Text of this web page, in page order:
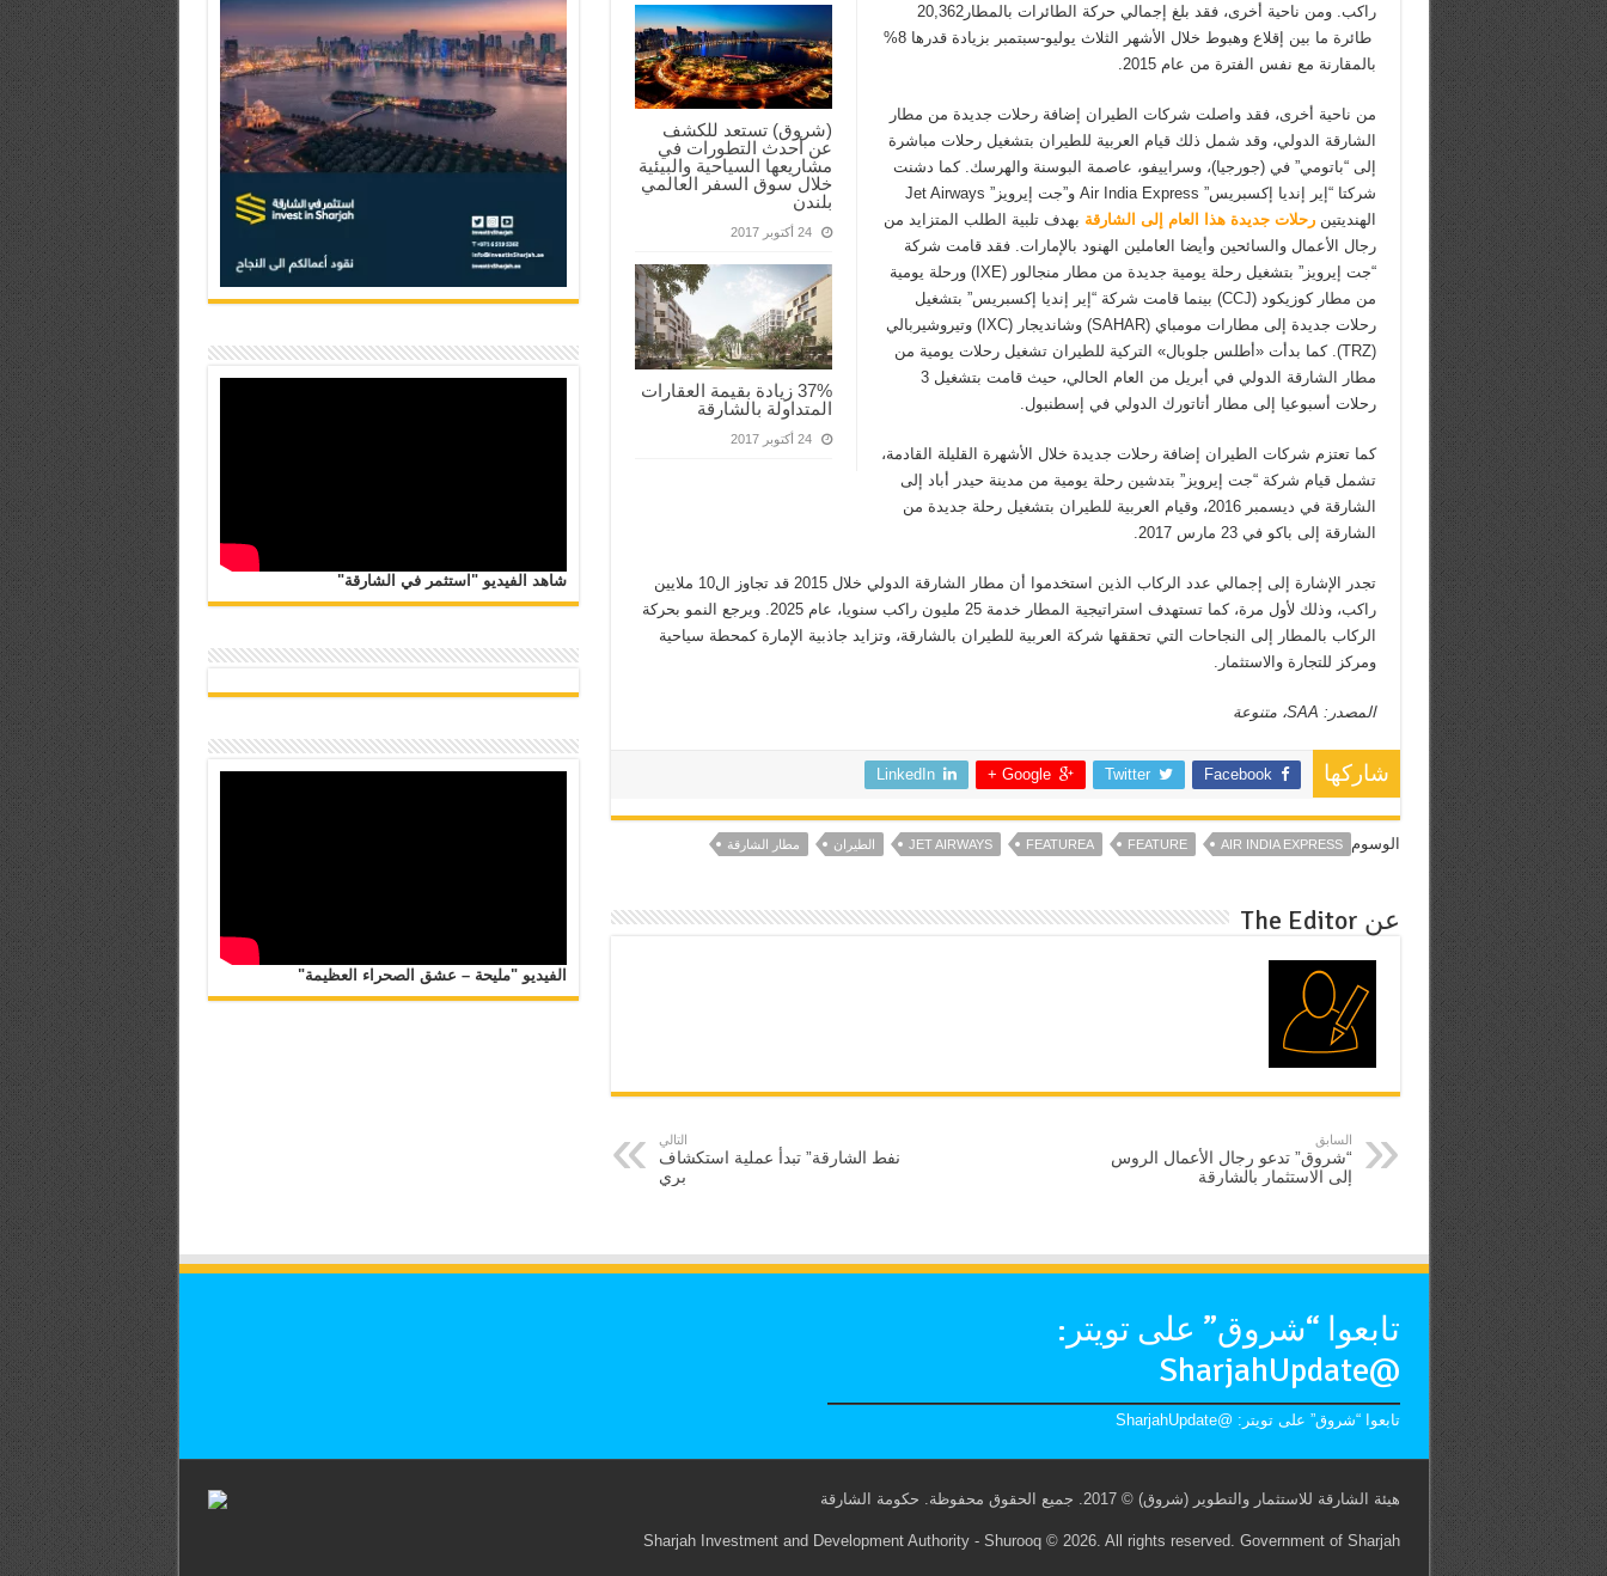
(شروق) تستعد للكشف
عن أحدث التطورات في
مشاريعها السياحية والبيئية
خلال سوق السفر العالمي
بلندن
24 أكتوبر 2017
37% زيادة بقيمة العقارات
المتداولة بالشارقة
24 أكتوبر 2017
راكب. ومن ناحية أخرى، فقد بلغ إجمالي حركة الطائرات بالمطار20,362
طائرة ما بين إقلاع وهبوط خلال الأشهر الثلاث يوليو-سبتمبر بزيادة قدرها 8%
بالمقارنة مع نفس الفترة من عام 2015.
من ناحية أخرى، فقد واصلت شركات الطيران إضافة رحلات جديدة من مطار
الشارقة الدولي، وقد شمل ذلك قيام العربية للطيران بتشغيل رحلات مباشرة
إلى “باتومي” في (جورجيا)، وسراييفو، عاصمة البوسنة والهرسك. كما دشنت
شركتا “إير إنديا إكسبريس” Air India Express و”جت إيرويز” Jet Airways
الهنديتينرحلات جديدة هذا العام إلى الشارقة بهدف تلبية الطلب المتزايد من
رجال الأعمال والسائحين وأيضا العاملين الهنود بالإمارات. فقد قامت شركة
“جت إيرويز” بتشغيل رحلة يومية جديدة من مطار منجالور (IXE) ورحلة يومية
من مطار كوزيكود (CCJ) بينما قامت شركة “إير إنديا إكسبريس” بتشغيل
رحلات جديدة إلى مطارات مومباي (SAHAR) وشانديجار (IXC) وتيروشيربالي
(TRZ). كما بدأت «أطلس جلوبال» التركية للطيران تشغيل رحلات يومية من
مطار الشارقة الدولي في أبريل من العام الحالي، حيث قامت بتشغيل 3
رحلات أسبوعيا إلى مطار أتاتورك الدولي في إسطنبول.
كما تعتزم شركات الطيران إضافة رحلات جديدة خلال الأشهرة القليلة القادمة،
تشمل قيام شركة “جت إيرويز” بتدشين رحلة يومية من مدينة حيدر أباد إلى
الشارقة في ديسمبر 2016، وقيام العربية للطيران بتشغيل رحلة جديدة من
الشارقة إلى باكو في 23 مارس 2017.
تجدر الإشارة إلى إجمالي عدد الركاب الذين استخدموا أن مطار الشارقة الدولي خلال 2015 قد تجاوز ال10 ملايين
راكب، وذلك لأول مرة، كما تستهدف استراتيجية المطار خدمة 25 مليون راكب سنويا، عام 2025. ويرجع النمو بحركة
الركاب بالمطار إلى النجاحات التي تحققها شركة العربية للطيران بالشارقة، وتزايد جاذبية الإمارة كمحطة سياحية
ومركز للتجارة والاستثمار.
المصدر: SAA، متنوعة
شاركها Facebook
Twitter
Google +
LinkedIn
الوسوم AIR INDIA EXPRESS
FEATURE
FEATUREA
JET AIRWAYS الطيران مطار الشارقة
عن The Editor
السابق
“شروق” تدعو رجال الأعمال الروس
إلى الاستثمار بالشارقة
التالي
نفط الشارقة” تبدأ عملية استكشاف
بري
شاهد الفيديو "استثمر في الشارقة"
الفيديو "مليحة – عشق الصحراء العظيمة"
تابعوا “شروق” على تويتر:
@SharjahUpdate
تابعوا “شروق” على تويتر: @SharjahUpdate
هيئة الشارقة للاستثمار والتطوير (شروق) © 2017. جميع الحقوق محفوظة. حكومة الشارقة
Sharjah Investment and Development Authority - Shurooq © 2026. All rights reserved. Government of Sharjah